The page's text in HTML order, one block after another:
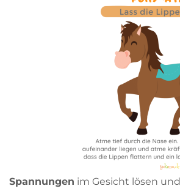
Spannungen im Gesicht lösen